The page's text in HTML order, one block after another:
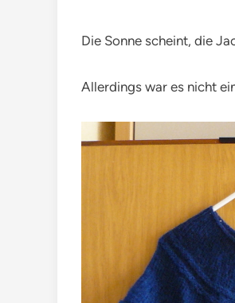
Die Sonne scheint, die
Allerdings war es nicht